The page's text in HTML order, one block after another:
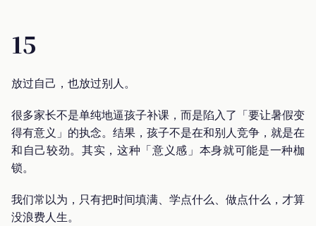
15
放过自己，也放过别人。
很多家长不是单纯地逼孩子补课，而是陷入了「要让暑假变
得有意义」的执念。结果，孩子不是在和别人竞争，就是在
和自己较劲。其实，这种「意义感」本身就可能是一种枷
锁。
我们常以为，只有把时间填满、学点什么、做点什么，才算
没浪费人生。